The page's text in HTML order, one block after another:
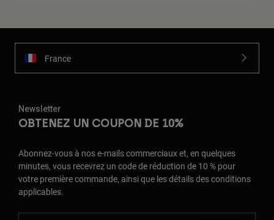
France
Newsletter
OBTENEZ UN COUPON DE 10%
Abonnez-vous à nos e-mails commerciaux et, en quelques
minutes, vous recevrez un code de réduction de 10 % pour
votre première commande, ainsi que les détails des conditions
applicables.